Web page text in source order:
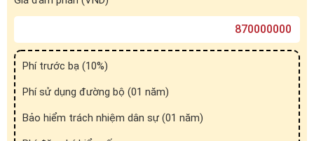
Phí đăng ký biển số
Phí đăng kiểm
* Công cụ tính toán chỉ mang tính chất tham khảo